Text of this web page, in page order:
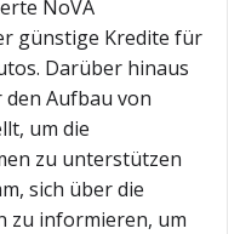
NoVA
günstige Kredite für
Darüber hinaus
Aufbau von
um die
zu unterstützen
sich über die
zu informieren, um